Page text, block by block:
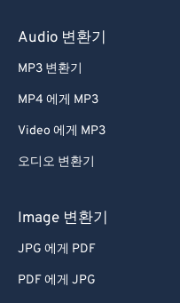
Audio 변환기
MP3 변환기
MP4 에게 MP3
Video 에게 MP3
오디오 변환기
Image 변환기
JPG 에게 PDF
PDF 에게 JPG